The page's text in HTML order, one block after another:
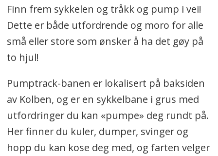
Finn frem sykkelen og tråkk og pump i vei!
Dette er både utfordrende og moro for alle
små eller store som ønsker å ha det gøy på
to hjul!
Pumptrack-banen er lokalisert på baksiden
av Kolben, og er en sykkelbane i grus med
utfordringer du kan «pumpe» deg rundt på.
Her finner du kuler, dumper, svinger og
hopp du kan kose deg med, og farten velger